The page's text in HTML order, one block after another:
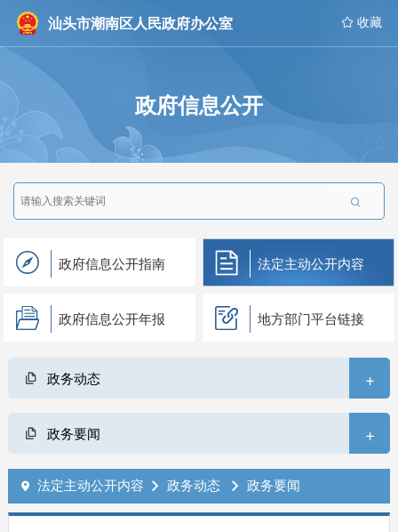
汕头市潮南区人民政府办公室  收藏
政府信息公开

政府信息公开指南 法定主动公开内容
政府信息公开年报 地方部门平台链接
政务动态 +
政务要闻 +
 法定主动公开内容  政务动态  政务要闻